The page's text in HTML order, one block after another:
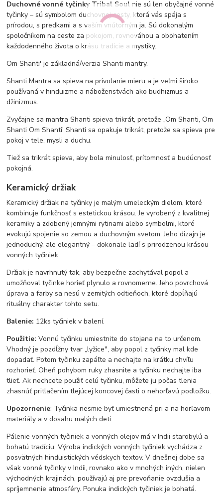
Duchovné vonné tyčinky Tribal Soul nie sú len obyčajné vonné
tyčinky – sú symbolom duchovnej cesty, ktorá vás spája s
prírodou, s predkami a s vaším vnútorným ja. Sú dokonalým
spoločníkom na ceste za pokojom, rovnováhou a obohatením
každodenného života o krásu tradície a mystiky.
Om Shanti' je základná/verzia Shanti mantry.
Shanti Mantra sa spieva na privolanie mieru a je veľmi široko
používaná v hinduizme a náboženstvách ako budhizmus a
džinizmus.
Zvyčajne sa mantra Shanti spieva trikrát, pretože „Om Shanti, Om
Shanti Om Shanti' Shanti sa opakuje trikrát, pretože sa spieva pre
pokoj v tele, mysli a duchu.
Tiež sa trikrát spieva, aby bola minulosť, prítomnosť a budúcnosť
pokojná.
Keramický držiak
Keramický držiak na tyčinky je malým umeleckým dielom, ktoré
kombinuje funkčnosť s estetickou krásou. Je vyrobený z kvalitnej
keramiky a zdobený jemnými rytinami alebo symbolmi, ktoré
evokujú spojenie so zemou a duchovným svetom. Jeho dizajn je
jednoduchý, ale elegantný – dokonale ladí s prirodzenou krásou
vonných tyčiniek.
Držiak je navrhnutý tak, aby bezpečne zachytával popol a
umožňoval tyčinke horieť plynulo a rovnomerne. Jeho povrchová
úprava a farby sa nesú v zemitých odtieňoch, ktoré dopĺňajú
rituálny charakter tohto setu.
Balenie: 12ks tyčiniek v balení.
Použitie: Vonnú tyčinku umiestnite do stojana na to určenom.
Vhodný je pozdĺžny tvar „lyžice", aby popol z tyčinky mal kde
dopadať. Potom tyčinku zapáľte a nechajte na krátku chvíľu
rozhorieť. Oheň pohybom ruky zhasnite a tyčinku nechajte iba
tlieť. Ak nechcete použiť celú tyčinku, môžete ju počas tlenia
zhasnúť pritlačením tlejúcej koncovej časti o nehorľavú podložku.
Upozornenie: Tyčinka nesmie byť umiestnená pri a na horľavom
materiály a v dosahu malých detí.
Pálenie vonných tyčiniek a vonných olejov má v Indii starobylú a
bohatú tradíciu. Výroba indických vonných tyčiniek vychádza z
posvätných hinduistických védskych textov. V dnešnej dobe sa
však vonné tyčinky v Indii, rovnako ako v mnohých iných, nielen
východných krajinách, používajú aj pre prevoňanie ovzdušia a
spríjemnenie atmosféry. Ponuka indických tyčiniek je bohatá.